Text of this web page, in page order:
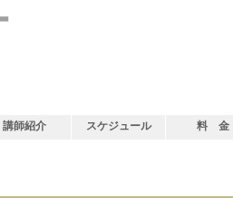
講師紹介 スケジュール 料 金